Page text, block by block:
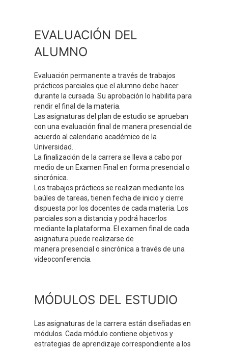
EVALUACIÓN DEL
ALUMNO
Evaluación permanente a través de trabajos
prácticos parciales que el alumno debe hacer
durante la cursada. Su aprobación lo habilita para
rendir el final de la materia.
Las asignaturas del plan de estudio se aprueban
con una evaluación final de manera presencial de
acuerdo al calendario académico de la
Universidad.
La finalización de la carrera se lleva a cabo por
medio de un Examen Final en forma presencial o
sincrónica.
Los trabajos prácticos se realizan mediante los
baúles de tareas, tienen fecha de inicio y cierre
dispuesta por los docentes de cada materia. Los
parciales son a distancia y podrá hacerlos
mediante la plataforma. El examen final de cada
asignatura puede realizarse de
manera presencial o sincrónica a través de una
videoconferencia.
MÓDULOS DEL ESTUDIO
Las asignaturas de la carrera están diseñadas en
módulos. Cada módulo contiene objetivos y
estrategias de aprendizaje correspondiente a los